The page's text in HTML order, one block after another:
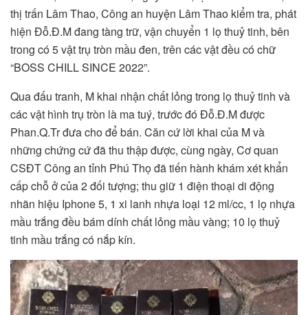
thị trấn Lâm Thao, Công an huyện Lâm Thao kiểm tra, phát
hiện Đỗ.Đ.M đang tàng trữ, vận chuyển 1 lọ thuỷ tinh, bên
trong có 5 vật trụ tròn mầu đen, trên các vật đều có chữ
“BOSS CHILL SINCE 2022”.
Qua đấu tranh, M khai nhận chất lỏng trong lọ thuỷ tinh và
các vật hình trụ tròn là ma tuý, trước đó Đỗ.Đ.M được
Phan.Q.Tr đưa cho để bán. Căn cứ lời khai của M và
những chứng cứ đã thu thập được, cùng ngày, Cơ quan
CSĐT Công an tỉnh Phú Thọ đã tiến hành khám xét khẩn
cấp chỗ ở của 2 đối tượng; thu giữ 1 điện thoại di động
nhãn hiệu Iphone 5, 1 xi lanh nhựa loại 12 ml/cc, 1 lọ nhựa
mầu trắng đều bám dính chất lỏng mầu vàng; 10 lọ thuỷ
tinh mầu trắng có nắp kín.